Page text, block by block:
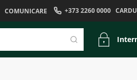
COMUNICARE +373 2260 0000